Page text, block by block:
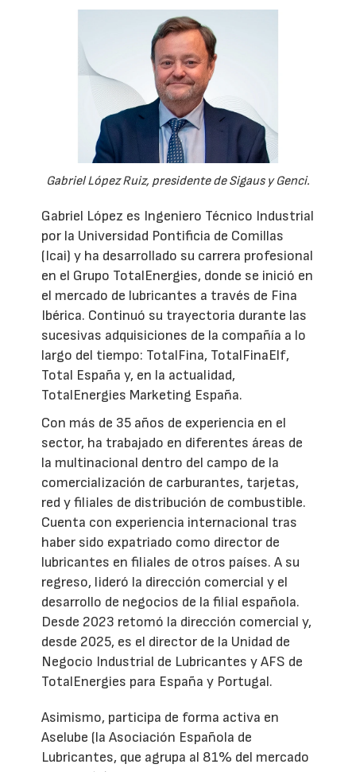
Gabriel López Ruiz, presidente de Sigaus y Genci.
Gabriel López es Ingeniero Técnico Industrial
por la Universidad Pontificia de Comillas
(Icai) y ha desarrollado su carrera profesional
en el Grupo TotalEnergies, donde se inició en
el mercado de lubricantes a través de Fina
Ibérica. Continuó su trayectoria durante las
sucesivas adquisiciones de la compañía a lo
largo del tiempo: TotalFina, TotalFinaElf,
Total España y, en la actualidad,
TotalEnergies Marketing España.
Con más de 35 años de experiencia en el
sector, ha trabajado en diferentes áreas de
la multinacional dentro del campo de la
comercialización de carburantes, tarjetas,
red y filiales de distribución de combustible.
Cuenta con experiencia internacional tras
haber sido expatriado como director de
lubricantes en filiales de otros países. A su
regreso, lideró la dirección comercial y el
desarrollo de negocios de la filial española.
Desde 2023 retomó la dirección comercial y,
desde 2025, es el director de la Unidad de
Negocio Industrial de Lubricantes y AFS de
TotalEnergies para España y Portugal.
Asimismo, participa de forma activa en
Aselube (la Asociación Española de
Lubricantes, que agrupa al 81% del mercado